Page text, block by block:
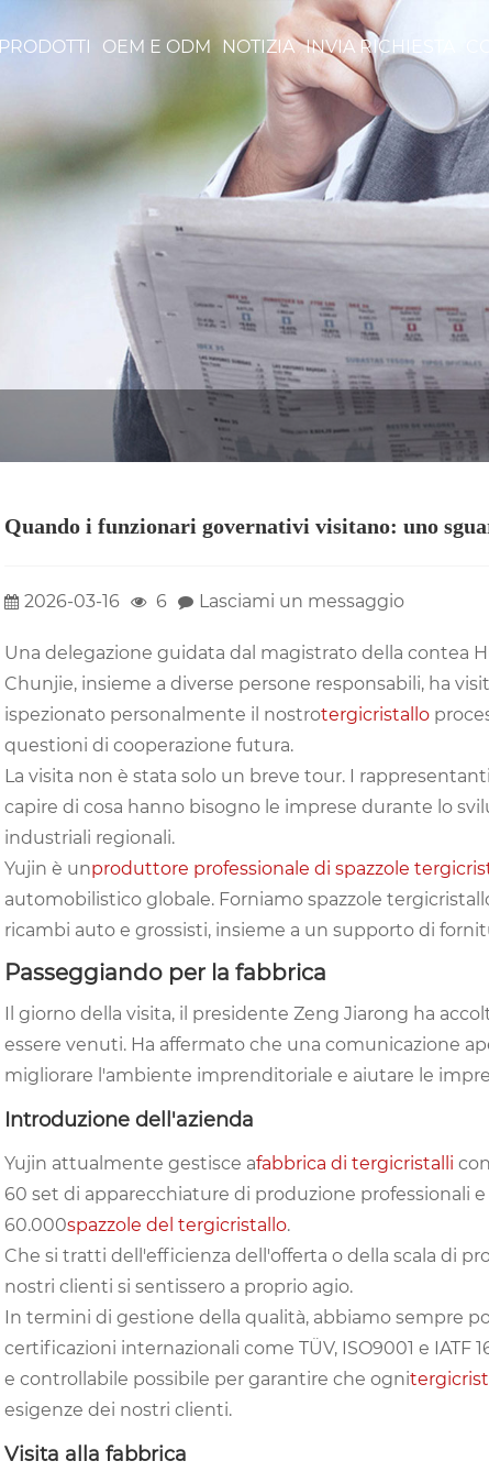
PRODOTTI OEM E ODM NOTIZIA INVIA RICHIESTA
Quando i funzionari governativi visitano: uno
2026-03-16 6 Lasciami un messaggio
Una delegazione guidata dal magistrato della contea
Chunjie, insieme a diverse persone responsabili, ha
ispezionato personalmente il nostrotergicristallo
questioni di cooperazione futura.
La visita non è stata solo un breve tour. I
capire di cosa hanno bisogno le imprese durante lo
industriali regionali.
Yujin è unproduttore professionale di spazzole
automobilistico globale. Forniamo spazzole
ricambi auto e grossisti, insieme a un supporto di
Passeggiando per la fabbrica
Il giorno della visita, il presidente Zeng Jiarong ha
essere venuti. Ha affermato che una comunicazione
migliorare l'ambiente imprenditoriale e aiutare le
Introduzione dell'azienda
Yujin attualmente gestisce afabbrica di tergicristalli
60 set di apparecchiature di produzione professionali
60.000spazzole del tergicristallo.
Che si tratti dell'efficienza dell'offerta o della scala di
nostri clienti si sentissero a proprio agio.
In termini di gestione della qualità, abbiamo sempre
certificazioni internazionali come TÜV, ISO9001 e
e controllabile possibile per garantire che ogni
esigenze dei nostri clienti.
Visita alla fabbrica